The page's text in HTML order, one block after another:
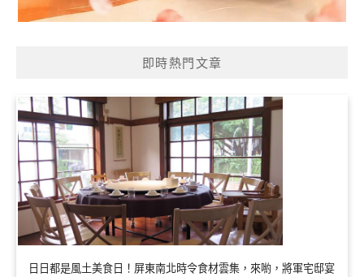
即時熱門文章
日日都是風土美食日！屏東南北時令食材雲集，來喲，將軍宅邸宴